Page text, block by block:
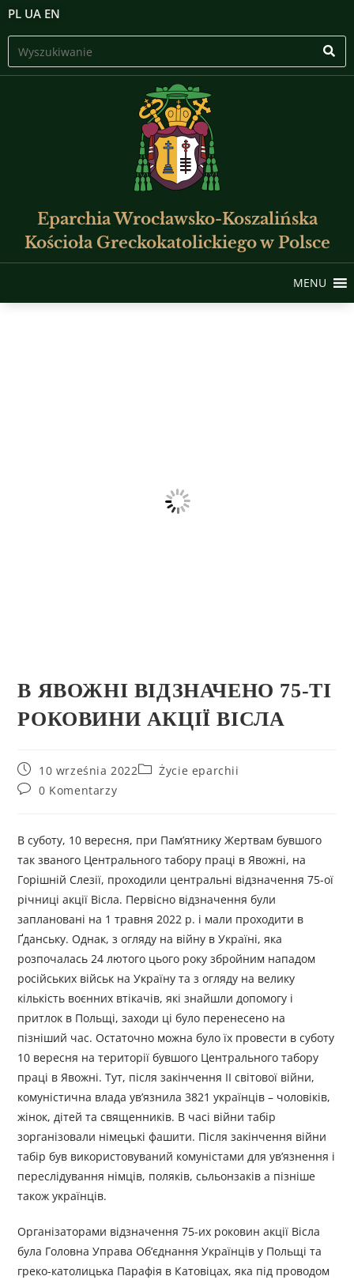
PL UA EN
Eparchia Wrocławsko-Koszalińska
Kościoła Greckokatolickiego w Polsce
MENU
В ЯВОЖНІ ВІДЗНАЧЕНО 75-ТІ
РОКОВИНИ АКЦІЇ ВІСЛА
10 września 2022
Życie eparchii
0 Komentarzy
В суботу, 10 вересня, при Пам’ятнику Жертвам бувшого
так званого Центрального табору праці в Явожні, на
Горішній Слезії, проходили центральні відзначення 75-ої
річниці акції Вісла. Первісно відзначення були
заплановані на 1 травня 2022 р. і мали проходити в
Ґданську. Однак, з огляду на війну в Україні, яка
розпочалась 24 лютого цього року збройним нападом
російських військ на Україну та з огляду на велику
кількість воєнних втікачів, які знайшли допомогу і
притлок в Польщі, заходи ці було перенесено на
пізніший час. Остаточно можна було їх провести в суботу
10 вересня на території бувшого Центрального табору
праці в Явожні. Тут, після закінчення ІІ світової війни,
комуністична влада ув’язнила 3821 українців – чоловіків,
жінок, дітей та священників. В часі війни табір
зорганізовали німецькі фашити. Після закінчення війни
табір був використовуваний комуністами для ув’язнення і
переслідування німців, поляків, сьльонзаків а пізніше
також українців.
Організаторами відзначення 75-их роковин акції Вісла
була Головна Управа Об’єднання Українців у Польщі та
греко-католицька Парафія в Катовіцах, яка під проводом